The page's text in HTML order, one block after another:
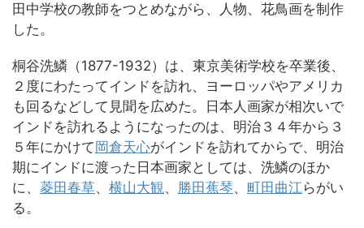
田中学校の教師をつとめながら、人物、花鳥画を制作
した。
桐谷洗鱗（1877-1932）は、東京美術学校を卒業後、
２度にわたってインドを訪れ、ヨーロッパやアメリカ
も回るなどして見聞を広めた。日本人画家が相次いで
インドを訪れるようになったのは、明治３４年から３
５年にかけて 岡倉天心がインドを訪れてからで、明治
期にインドに渡った日本画家としては、洗鱗のほか
に、 菱田春草、 横山大観、 勝田蕉琴、 町田曲江らがい
る。